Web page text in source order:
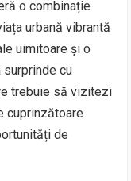
o combinație
urbană vibrantă
uimitoare și o
surprinde cu
trebuie să vizitezi
cuprinzătoare
de